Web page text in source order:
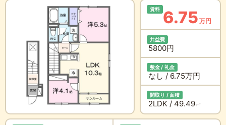
賃料 6.75 万円
共益費
5800円
敷金 / 礼金
なし / 6.75万円
間取り / 面積
2LDK / 49.49㎡